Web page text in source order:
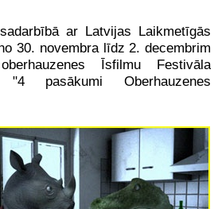
ar Latvijas Laikmetīgās
30. novembra līdz 2. decembrim
Īsfilmu Festivāla
pasākumi Oberhauzenes